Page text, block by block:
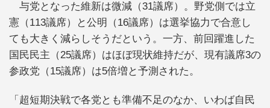
与党となった維新は微減（31議席）。野党側では立
憲（113議席）と公明（16議席）は選挙協力で合意し
ても大きく減らしそうだという。一方、前回躍進した
国民民主（25議席）はほぼ現状維持だが、現有議席3の
参政党（15議席）は5倍増と予測された。
「超短期決戦で各党とも準備不足のなか、いわば自民